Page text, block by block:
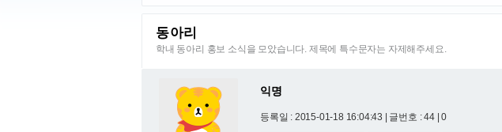
동아리
학내 동아리 홍보 소식을 모았습니다. 제목에 특수문자는 자제해주세요.
익명
등록일 : 2015-01-18 16:04:43 | 글번호 : 44 | 0